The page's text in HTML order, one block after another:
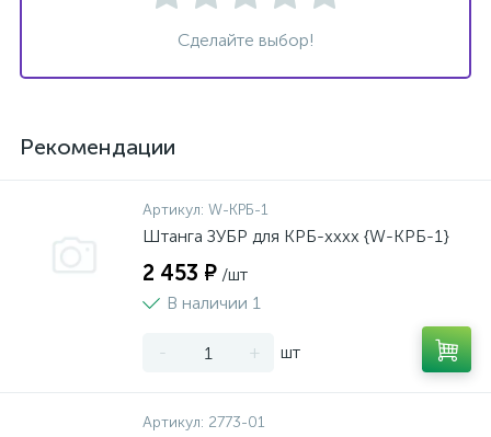
Сделайте выбор!
Рекомендации
Артикул: W-КРБ-1
Штанга ЗУБР для КРБ-хххх {W-КРБ-1}
2 453 ₽ /шт
В наличии 1
- + шт
Артикул: 2773-01